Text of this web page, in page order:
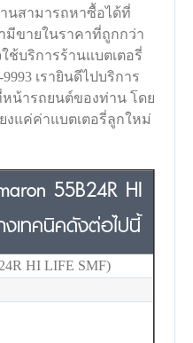
นสามารถหาซื้อได้ที่
มีขายในราคาที่ถูกกว่า
ช้บริการร้านแบตเตอรี่
เรายินดีไปบริการ
น้ารถยนต์ของท่าน โดย
งแค่ค่าแบตเตอรี่ลูกใหม่
55B24R HI
เทคนิคดังต่อไปนี้
HI LIFE SMF)